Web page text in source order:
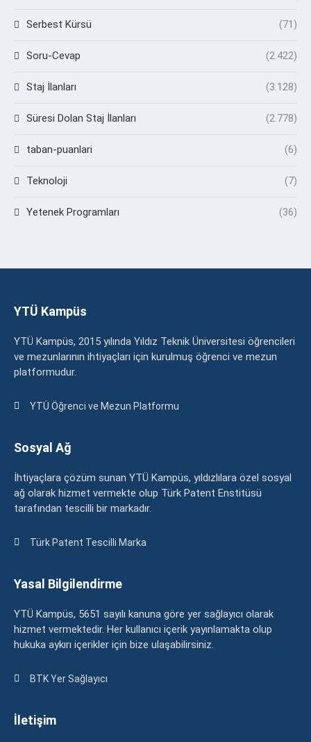
Serbest Kürsü (71)
Soru-Cevap (2.422)
Staj İlanları (3.128)
Süresi Dolan Staj İlanları (2.778)
taban-puanlari (6)
Teknoloji (7)
Yetenek Programları (36)
YTÜ Kampüs
YTÜ Kampüs, 2015 yılında Yıldız Teknik Üniversitesi öğrencileri
ve mezunlarının ihtiyaçları için kurulmuş öğrenci ve mezun
platformudur.
YTÜ Öğrenci ve Mezun Platformu
Sosyal Ağ
İhtiyaçlara çözüm sunan YTÜ Kampüs, yıldızlılara özel sosyal
ağ olarak hizmet vermekte olup Türk Patent Enstitüsü
tarafından tescilli bir markadır.
Türk Patent Tescilli Marka
Yasal Bilgilendirme
YTÜ Kampüs, 5651 sayılı kanuna göre yer sağlayıcı olarak
hizmet vermektedir. Her kullanıcı içerik yayınlamakta olup
hukuka aykırı içerikler için bize ulaşabilirsiniz.
BTK Yer Sağlayıcı
İletişim